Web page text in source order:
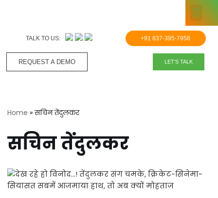
TALK TO US: +91 837-395-7958
REQUEST A DEMO​ LET'S TALK
Home »सचिन तेंदुलकर
सचिन तेंदुलकर